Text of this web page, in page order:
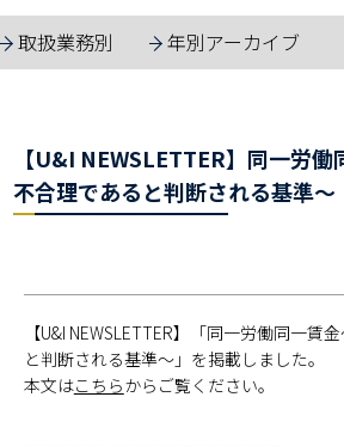
取扱業務別 年別アーカイブ
【U&I NEWSLETTER】同一労
不合理であると判断される基準～
【U&I NEWSLETTER】「同一労働同一賃
と判断される基準～」を掲載しました。
本文はこちらからご覧ください。